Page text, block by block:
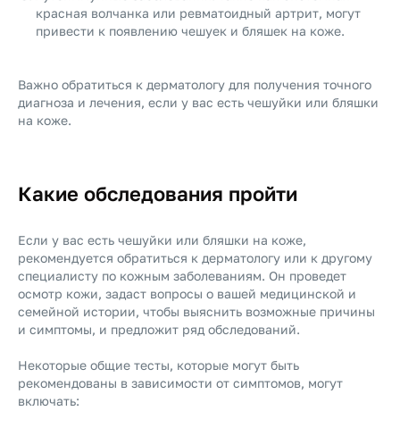
красная волчанка или ревматоидный артрит, могут
привести к появлению чешуек и бляшек на коже.
Важно обратиться к дерматологу для получения точного
диагноза и лечения, если у вас есть чешуйки или бляшки
на коже.
Какие обследования пройти
Если у вас есть чешуйки или бляшки на коже,
рекомендуется обратиться к дерматологу или к другому
специалисту по кожным заболеваниям. Он проведет
осмотр кожи, задаст вопросы о вашей медицинской и
семейной истории, чтобы выяснить возможные причины
и симптомы, и предложит ряд обследований.
Некоторые общие тесты, которые могут быть
рекомендованы в зависимости от симптомов, могут
включать: